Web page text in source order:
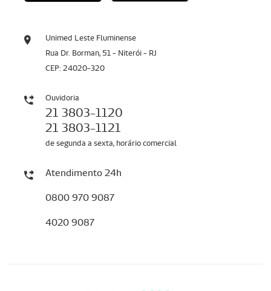
Unimed Leste Fluminense
Rua Dr. Borman, 51 - Niterói - RJ
CEP: 24020-320
Ouvidoria
21 3803-1120
21 3803-1121
de segunda a sexta, horário comercial
Atendimento 24h
0800 970 9087
4020 9087